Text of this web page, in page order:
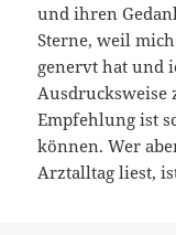
und ihren
Sterne, weil
genervt hat und
Ausdrucksweise
Empfehlung ist
können. Wer
Arztalltag liest,